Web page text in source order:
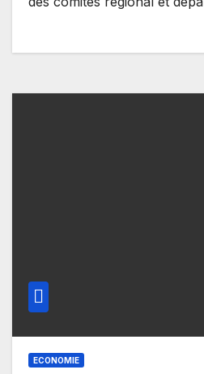
ECONOMIE